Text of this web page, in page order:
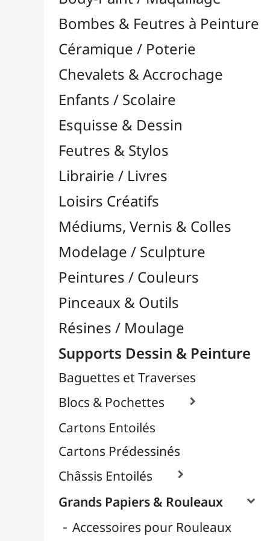
Feutres & Stylos
Librairie / Livres
Loisirs Créatifs
Médiums, Vernis & Colles
Modelage / Sculpture
Peintures / Couleurs
Résines / Moulage
Supports Dessin & Peinture
Blocs & Pochettes
Cartons Entoilés
Cartons Prédessinés
Châssis Entoilés

Grands Papiers & Rouleaux 
Accessoires pour Rouleaux
Contrecollés
Déco & Métalliques
Format Raisin & Grand Aigle
Pour Pochoir
Papier Scrapbooking
Papier Pailleté
Papiers Calque / Transfert 
Papiers Décoratifs
Supports Rigides / Bois
Toiles d'Artistes au Mètre
Transport / Rangement
Papeterie & Bureau